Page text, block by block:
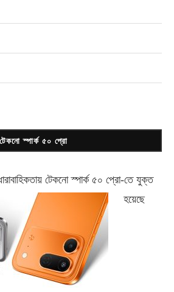
স্পার্ক ৫০ প্রো
টেকনোস্পার্ক ৫০ প্রো-তে যুক্ত
হয়েছে